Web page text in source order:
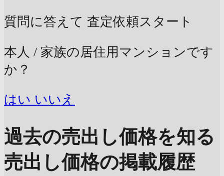
質問に答えて 査定依頼スタート
本人 / 家族の居住用マンションです
か？
はい いいえ
過去の売出し価格を知る
売出し価格の掲載履歴